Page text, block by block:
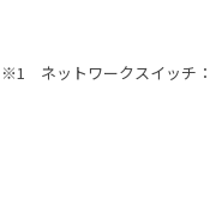
※1 ネットワークスイッチ：